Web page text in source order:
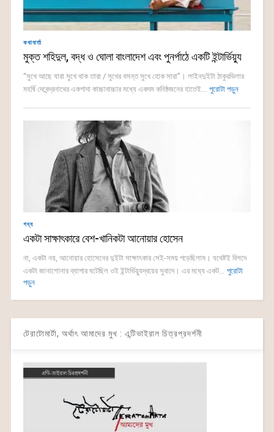
কথাবার্তা
মুক্ত শহিদুল, বদ্ধ ও ঘোলা বাংলাদেশ এবং পুনর্পাঠে একটি ইন্টার্ভিয়্যু
“সুখে আছে যারা সুখে থাক তারা / সুখের বসন্ত সুখে হোক সারা”। লাইনদুইটা ঠাকুরভিলার
মহর্ষি দেবেন্দ্রনাথের একগাদা কাচ্চাবাচ্চার মধ্যে একদম কনিষ্ঠজনের হাতেই... পুরোটা পড়ুন
গদ্য
একটা সাক্ষাৎকারে বেশ-খানিকটা আনোয়ার হোসেন
না, একটা নয়, আনোয়ার হোসেনের দুইটা সাক্ষাৎকার সেই-সময় পড়েছিলাম। যথেষ্টই বিশদে
একটা জানাশোনার ব্যাপার ঘটেছিল ওই ইন্টার্ভিয়্যুদ্বয়ের সুবাদে। এর মধ্যে একট... পুরোটা
পড়ুন
টেরাটোমার্টা, অর্থাৎ আমাদের মুখ : এন্টিভাইরাল চিত্রপ্রদর্শনী